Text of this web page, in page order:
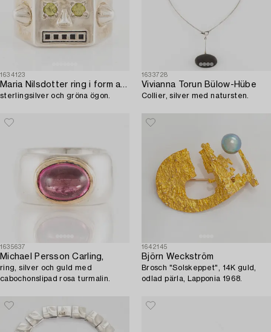
1634123
Maria Nilsdotter ring i form av ett robothuvud,
sterlingsilver och gröna ögon.
1633728
Vivianna Torun Bülow-Hübe
Collier, silver med natursten.
1635637
Michael Persson Carling,
ring, silver och guld med
cabochonslipad rosa turmalin.
1642145
Björn Weckström
Brosch "Solskeppet", 14K guld,
odlad pärla, Lapponia 1968.